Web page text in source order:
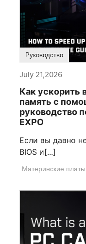
Руководство
July 21,2026
Как ускорить
память с
руководство
EXPO
Если вы давно
BIOS и[...]
Материнские платы